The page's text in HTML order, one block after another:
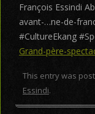
François Essindi
avant-…ne-de-
#CultureEkang
Grand-père-
This entry was
Essindi.